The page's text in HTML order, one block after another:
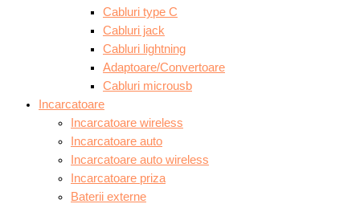
Cabluri type C
Cabluri jack
Cabluri lightning
Adaptoare/Convertoare
Cabluri microusb
Incarcatoare
Incarcatoare wireless
Incarcatoare auto
Incarcatoare auto wireless
Incarcatoare priza
Baterii externe